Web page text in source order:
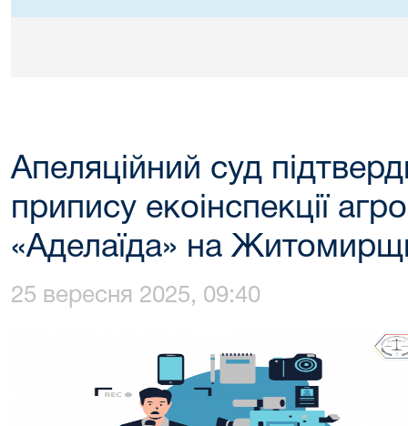
Апеляційний суд
припису екоінспекції
«Аделаїда» на
25 вересня 2025, 09:40